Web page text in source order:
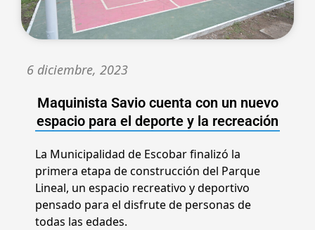
6 diciembre, 2023
Maquinista Savio cuenta con un nuevo
espacio para el deporte y la recreación
La Municipalidad de Escobar finalizó la
primera etapa de construcción del Parque
Lineal, un espacio recreativo y deportivo
pensado para el disfrute de personas de
todas las edades.